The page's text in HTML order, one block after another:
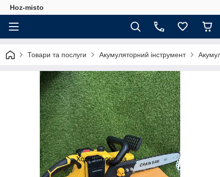
Hoz-misto
Товари та послуги Акумуляторний інструмент